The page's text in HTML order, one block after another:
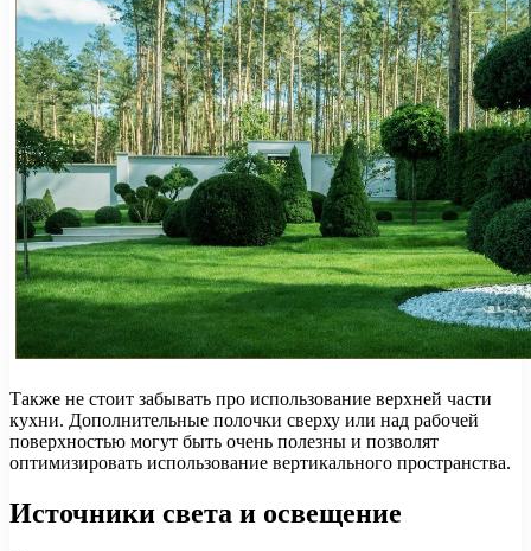
Также не стоит забывать про использование верхней части
кухни. Дополнительные полочки сверху или над рабочей
поверхностью могут быть очень полезны и позволят
оптимизировать использование вертикального пространства.
Источники света и освещение